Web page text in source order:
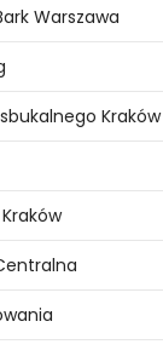
Warszawa
Kraków